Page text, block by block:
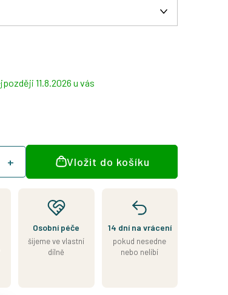
11.8.2026
Vložit do košíku
Osobní péče
šijeme ve vlastní
dílně
14 dní na vrácení
pokud nesedne
nebo nelíbí